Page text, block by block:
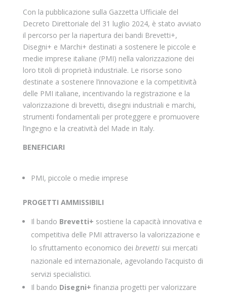
Con la pubblicazione sulla Gazzetta Ufficiale del
Decreto Direttoriale del 31 luglio 2024, è stato avviato
il percorso per la riapertura dei bandi Brevetti+,
Disegni+ e Marchi+ destinati a sostenere le piccole e
medie imprese italiane (PMI) nella valorizzazione dei
loro titoli di proprietà industriale. Le risorse sono
destinate a sostenere l’innovazione e la competitività
delle PMI italiane, incentivando la registrazione e la
valorizzazione di brevetti, disegni industriali e marchi,
strumenti fondamentali per proteggere e promuovere
l’ingegno e la creatività del Made in Italy.
BENEFICIARI
PMI, piccole o medie imprese
PROGETTI AMMISSIBILI
Il bando Brevetti+ sostiene la capacità innovativa e
competitiva delle PMI attraverso la valorizzazione e
lo sfruttamento economico dei brevettisui mercati
nazionale ed internazionale, agevolando l’acquisto di
servizi specialistici.
Il bando Disegni+ finanzia progetti per valorizzare